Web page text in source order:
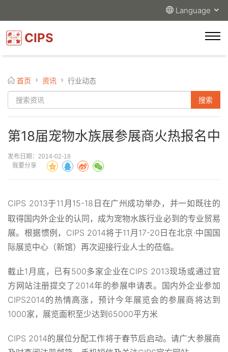
Language
CIPS
首页 资讯 行业动态
第18届宠物水族展参展商火热报名中
发布日期：2014-02-18
我要分享
CIPS 2013于11月15-18日在广州成功举办，并一如既往的
取得国内外企业的认同，成为宠物水族行业必到的专业贸易
展。根据惯例，CIPS 2014将于11月17-20日在北京·中国国
际展览中心（新馆）再次迎接行业人士的莅临。
截止1月底，已有500多家企业在CIPS 2013现场或通过官
方网站注册提交了2014年的参展申请表。国内外企业参加
CIPS2014的热情高涨，预计今年展览会的参展商将达到
1000家，展览面积至少达到65000平方米
CIPS 2014的展位分配工作将于春节后启动。请广大参展商